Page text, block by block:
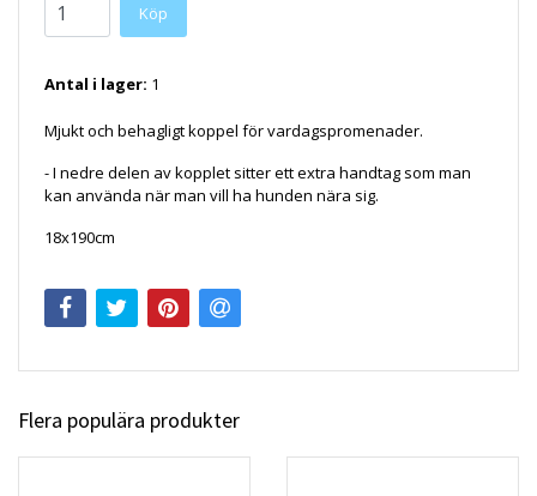
Köp
Antal i lager: 1
Mjukt och behagligt koppel för vardagspromenader.
- I nedre delen av kopplet sitter ett extra handtag som man
kan använda när man vill ha hunden nära sig.
18x190cm
Flera populära produkter